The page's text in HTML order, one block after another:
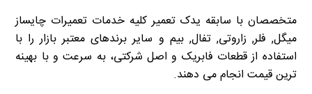
متخصصان با سابقه یدک تعمیر کلیه خدمات تعمیرات چایساز
میگل, فلر, زاروتی, تفال, بیم و سایر برندهای معتبر بازار را با
استفاده از قطعات فابریک و اصل شرکتی، به سرعت و با بهینه
ترین قیمت انجام می دهند.